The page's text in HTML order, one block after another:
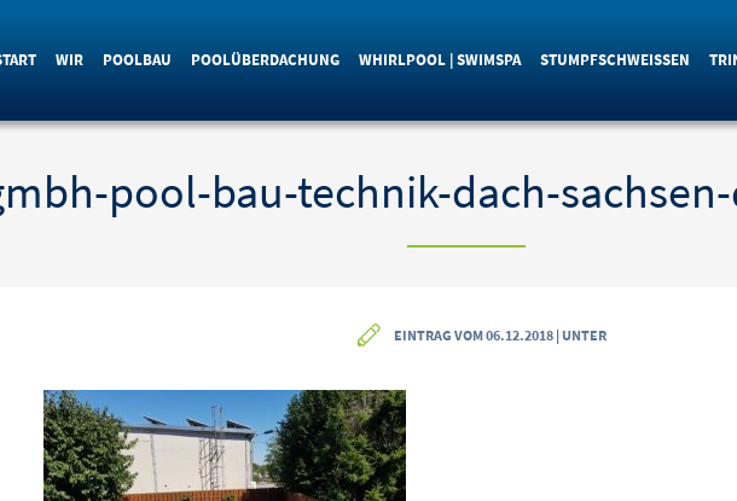
WIR POOLBAU POOLÜBERDACHUNG WHIRLPOOL | SWIMSPA STUMPFSCHWEISSEN
pool-bau-technik-dach-
EINTRAG VOM 06.12.2018 | UNTER